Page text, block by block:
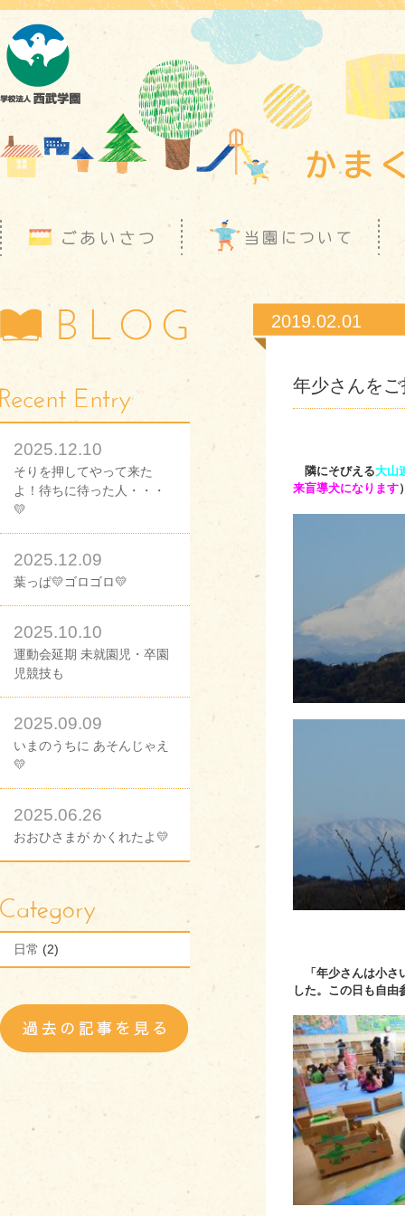
2025.12.10
そりを押してやって来た
よ！待ちに待った人・・・
💛
2025.12.09
葉っぱ💛ゴロゴロ💛
2025.10.10
運動会延期 未就園児・卒園
児競技も
2025.09.09
いまのうちに あそんじゃえ
💛
2025.06.26
おおひさまが かくれたよ💛
日常 (2)
2019.02.01
年少さんを
隣にそびえる大山
来盲導犬になります
「年少さんは小さ
した。この日も自由